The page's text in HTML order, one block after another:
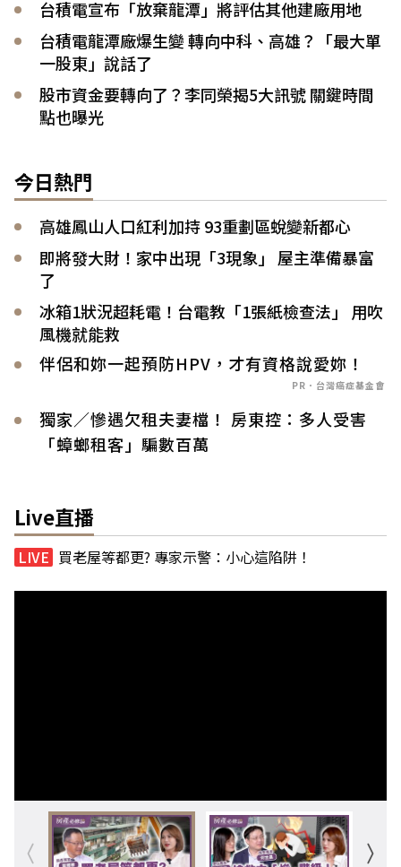
台積電宣布「放棄龍潭」將評估其他建廠用地
台積電龍潭廠爆生變 轉向中科、高雄？「最大單
一股東」說話了
股市資金要轉向了？李同榮揭5大訊號 關鍵時間
點也曝光
今日熱門
高雄鳳山人口紅利加持 93重劃區蛻變新都心
即將發大財！家中出現「3現象」 屋主準備暴富
了
冰箱1狀況超耗電！台電教「1張紙檢查法」 用吹
風機就能救
伴侶和妳一起預防HPV，才有資格說愛妳！
PR．台灣癌症基金會
獨家／慘遇欠租夫妻檔！ 房東控：多人受害
「蟑螂租客」騙數百萬
Live直播
買老屋等都更? 專家示警：小心這陷阱！